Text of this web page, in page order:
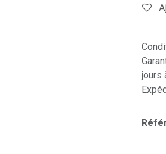
jours